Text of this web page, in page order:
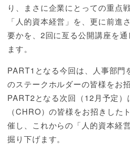
り、まさに企業にとっての重点
「人的資本経営」を、更に前進
要かを、2回に亙る公開講座を通
ます。
PART1となる今回は、人事部門
のステークホルダーの皆様をお
PART2となる次回（12月予定
（CHRO）の皆様をお招きした
催し、これからの「人的資本経
掘り下げます。